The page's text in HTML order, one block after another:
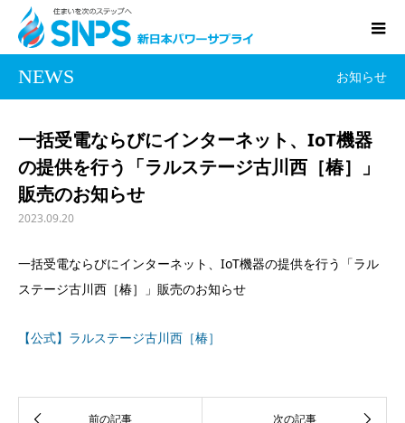
NEWS お知らせ
一括受電ならびにインターネット、IoT機器
の提供を行う「ラルステージ古川西［椿］」
販売のお知らせ
2023.09.20
一括受電ならびにインターネット、IoT機器の提供を行う「ラル
ステージ古川西［椿］」販売のお知らせ
【公式】ラルステージ古川西［椿］